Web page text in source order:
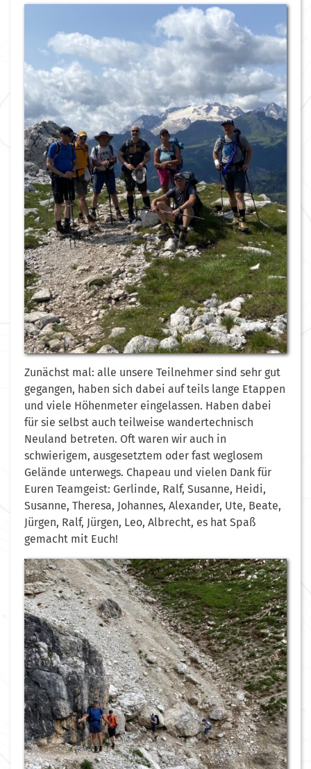
Zunächst mal: alle unsere Teilnehmer sind sehr gut
gegangen, haben sich dabei auf teils lange Etappen
und viele Höhenmeter eingelassen. Haben dabei
für sie selbst auch teilweise wandertechnisch
Neuland betreten. Oft waren wir auch in
schwierigem, ausgesetztem oder fast weglosem
Gelände unterwegs. Chapeau und vielen Dank für
Euren Teamgeist: Gerlinde, Ralf, Susanne, Heidi,
Susanne, Theresa, Johannes, Alexander, Ute, Beate,
Jürgen, Ralf, Jürgen, Leo, Albrecht, es hat Spaß
gemacht mit Euch!